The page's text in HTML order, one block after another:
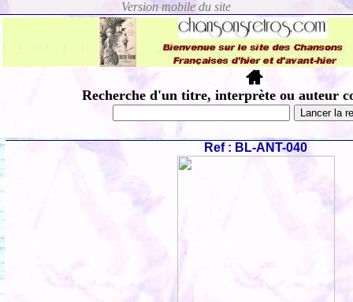
Recherche d'un titre, interprète ou auteur
Ref : BL-ANT-040